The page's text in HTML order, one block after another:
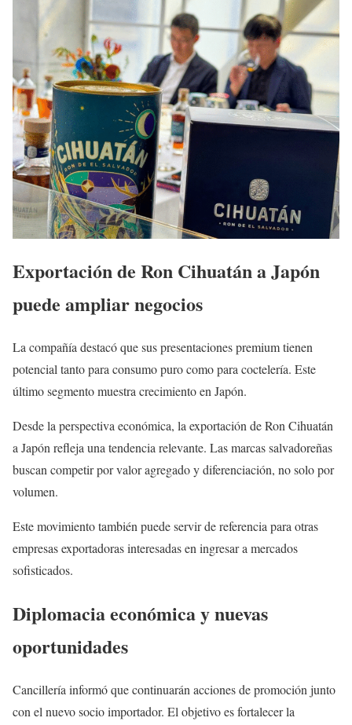
Exportación de Ron Cihuatán a Japón
puede ampliar negocios
La compañía destacó que sus presentaciones premium tienen
potencial tanto para consumo puro como para coctelería. Este
último segmento muestra crecimiento en Japón.
Desde la perspectiva económica, la exportación de Ron Cihuatán
a Japón refleja una tendencia relevante. Las marcas salvadoreñas
buscan competir por valor agregado y diferenciación, no solo por
volumen.
Este movimiento también puede servir de referencia para otras
empresas exportadoras interesadas en ingresar a mercados
sofisticados.
Diplomacia económica y nuevas
oportunidades
Cancillería informó que continuarán acciones de promoción junto
con el nuevo socio importador. El objetivo es fortalecer la